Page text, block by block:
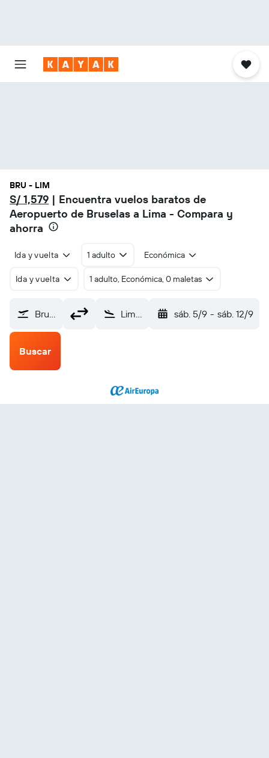
BRU - LIM
S/ 1,579 | Encuentra vuelos baratos de
Aeropuerto de Bruselas a Lima - Compara y
ahorra
Ida y vuelta 1 adulto Económica
Ida y vuelta 1 adulto, Económica, 0 maletas
Bruselas (BRU) Lima Internacional Jorge Chávez (LIM) sáb. 5/9 - sáb. 12/9
Buscar